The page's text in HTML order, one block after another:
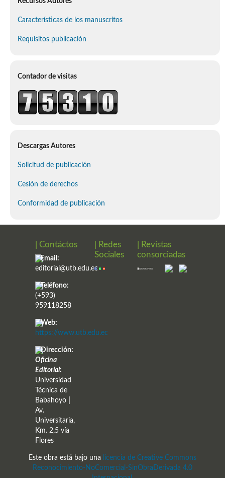
Características de los manuscritos
Requisitos publicación
Contador de visitas
Descargas Autores
Solicitud de publicación
Cesión de derechos
Conformidad de publicación
| Contáctos
Email:
editorial@utb.edu.ec
Teléfono:
(+593)
959118258
Web:
https://www.utb.edu.ec
Dirección:
Oficina
Editorial:
Universidad
Técnica de
Babahoyo
Av.
Universitaria,
Km. 2,5 vía
Flores
| Redes
Sociales
| Revistas
consorciadas
Este obra está bajo una
licencia de Creative Commons
Reconocimiento-NoComercial-SinObraDerivada 4.0